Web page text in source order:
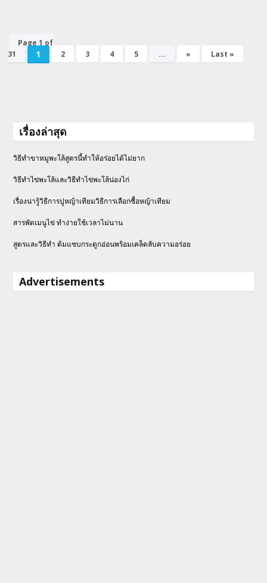
Page 1 of
31
1 2 3 4 5 ... » Last »
เรื่องล่าสุด
วิธีทำขาหมูพะโล้สูตรนี้ทำให้อร่อยได้ไม่ยาก
วิธีทําไข่พะโล้และวิธีทำไข่พะโล้น่องไก่
เรื่องน่ารู้วิธีการปูหญ้าเทียมวิธีการเลือกซื้อหญ้าเทียม
สารพัดเมนูไข่ ทำง่ายใช้เวลาไม่นาน
สูตรและวิธีทำ ต้มแซบกระดูกอ่อนพร้อมเคล็ดลับความอร่อย
Advertisements